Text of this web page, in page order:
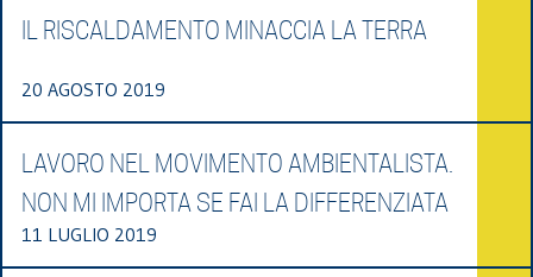
IL RISCALDAMENTO MINACCIA LA TERRA
20 AGOSTO 2019
LAVORO NEL MOVIMENTO AMBIENTALISTA.
NON MI IMPORTA SE FAI LA DIFFERENZIATA
11 LUGLIO 2019